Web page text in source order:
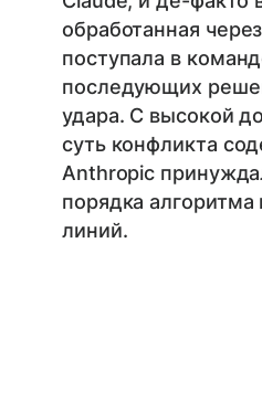
обработанная
поступала в
последующих
удара. С высокой
суть конфликта
Anthropic
порядка
линий.